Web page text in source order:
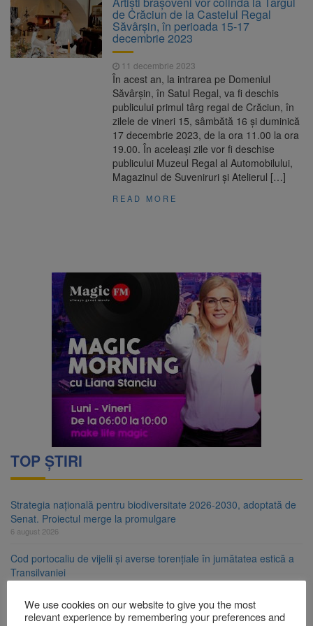
Ormeniș
6 august 2026
AUR a lansat platforma
suspeND.ro pentru urmărirea inițiativei de
suspendare a președintelui Nicușor Dan
6 august 2026
Înalta Curte analizează
dosarul lui Călin Georgescu și Horațiu Potra.
Judecătorii decid dacă începe procesul
Strategia națională pentru
biodiversitate 2026-2030, adoptată de Senat.
Proiectul merge la promulgare
de Crăciun de la Castelul Regal
Săvârşin, în perioada 15-17
decembrie 2023
11 decembrie 2023
În acest an, la intrarea pe Domeniul
Săvârșin, în Satul Regal, va fi deschis
publicului primul târg regal de Crăciun, în
zilele de vineri 15, sâmbătă 16 și duminică
17 decembrie 2023, de la ora 11.00 la ora
19.00. În aceleași zile vor fi deschise
publicului Muzeul Regal al Automobilului,
Magazinul de Suveniruri și Atelierul […]
READ MORE
TOP ȘTIRI
Strategia națională pentru biodiversitate 2026-2030, adoptată de
Senat. Proiectul merge la promulgare
6 august 2026
Cod portocaliu de vijelii și averse torențiale în jumătatea estică a
Transilvaniei
Bărbat din Victoria, reținut după ce și-ar fi agresat soția de două
We use cookies on our website to give you the most
relevant experience by remembering your preferences and